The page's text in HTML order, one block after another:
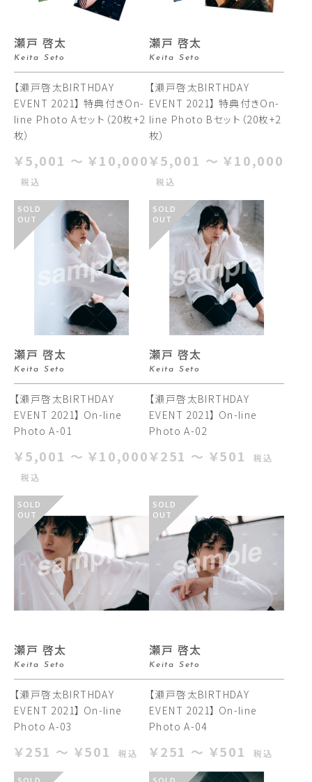
瀬戸 啓太
Keita Seto
【瀬戸啓太BIRTHDAY
EVENT 2021】 特典付きOn-
line Photo Aセット（20枚+2
枚）
￥5,001 ～ ￥10,000
税込
瀬戸 啓太
Keita Seto
【瀬戸啓太BIRTHDAY
EVENT 2021】 特典付きOn-
line Photo Bセット（20枚+2
枚）
￥5,001 ～ ￥10,000
税込
SOLD
OUT
瀬戸 啓太
Keita Seto
【瀬戸啓太BIRTHDAY
EVENT 2021】 On-line
Photo A-01
￥5,001 ～ ￥10,000
税込
SOLD
OUT
瀬戸 啓太
Keita Seto
【瀬戸啓太BIRTHDAY
EVENT 2021】 On-line
Photo A-02
￥251 ～ ￥501 税込
SOLD
OUT
瀬戸 啓太
Keita Seto
【瀬戸啓太BIRTHDAY
EVENT 2021】 On-line
Photo A-03
￥251 ～ ￥501 税込
SOLD
OUT
瀬戸 啓太
Keita Seto
【瀬戸啓太BIRTHDAY
EVENT 2021】 On-line
Photo A-04
￥251 ～ ￥501 税込
SOLD SOLD